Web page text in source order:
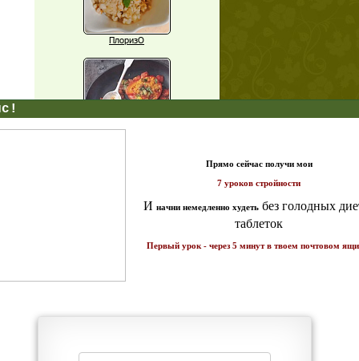
ПлоризО
Еще рецепты
середине дня?